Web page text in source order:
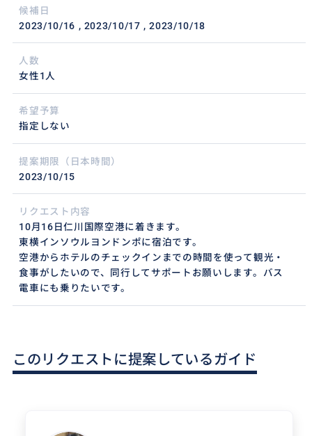
候補日
2023/10/16
2023/10/17 2023/10/18
人数
女性1人
希望予算
指定しない
提案期限（日本時間）
2023/10/15
リクエスト内容
10月16日仁川国際空港に着きます。
東横インソウルヨンドンポに宿泊です。
空港からホテルのチェックインまでの時間を使って観光・
食事がしたいので、同行してサポートお願いします。バス
電車にも乗りたいです。
このリクエストに提案しているガイド